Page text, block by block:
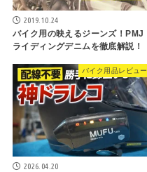
2019.10.24
バイク用の映えるジーンズ！PMJ
ライディングデニムを徹底解説！
バイク用品レビュー
2026.04.20